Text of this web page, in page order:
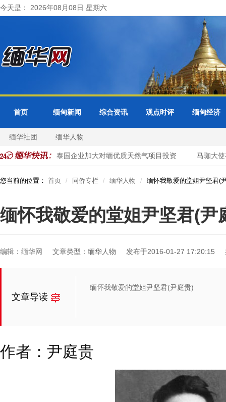
今天是： 2026年08月08日 星期六
首页 缅甸新闻 综合资讯 观点时评 缅甸经济
缅华社团 缅华人物
缅甸邀请泰国企业加大对缅优质天然气项目投资 马珈大使
您当前的位置： 首页 同侨专栏 缅华人物 缅怀我敬爱的堂姐尹坚君(
缅怀我敬爱的堂姐尹坚君(尹
编辑：缅华网 文章类型：缅华人物 发布于2016-01-27 17:20:15
文章导读
缅怀我敬爱的堂姐尹坚君(尹庭贵)
作者： 尹庭贵